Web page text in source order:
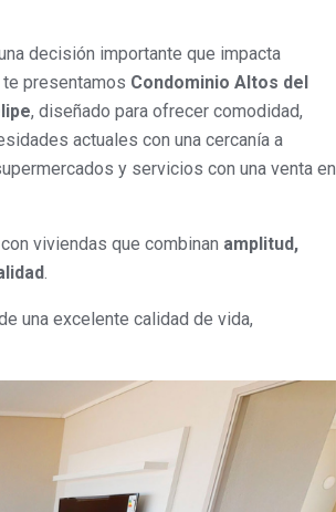
decisión importante que impacta
presentamos Condominio Altos del
, diseñado para ofrecer comodidad,
actuales con una cercanía a
y servicios con una venta en
viviendas que combinan amplitud,
.
una excelente calidad de vida,